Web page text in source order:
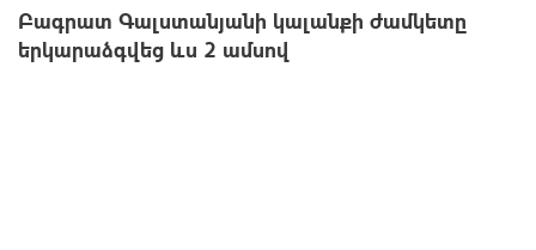
Բագրատ Գալստանյանի կալանքի ժամկետը
երկարաձգվեց ևս 2 ամսով